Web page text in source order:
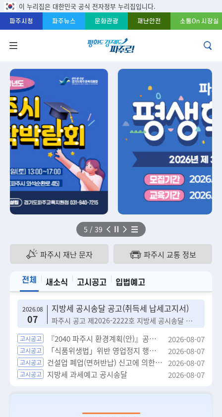
콘텐츠 바로가기
주메뉴 바로가기
푸터 바로가기
이 누리집은 대한민국 공식 전자정부 누리집입니다.
파주시청 파주뉴스 문화관광 재난안전 소통On 시장실
파주시 재난 문자 파주시 교통 정보
5 / 39
전체 새소식 고시공고 입법예고
2026.08
07
지방세 공시송달 공고(취득세 납세고지서)
파주시 공고 제2026-2222호 지방세 공시송달 ○ 송달 대상자의 성명 또는 법인명: 첨부서류 참조 ○ 서류의 송달지: 첨부서류 참조 ○ 서류의 명칭: 취득세 납세고지서 ○ 서류의 내용: 2026년 7월 지방세 세무조사 취득세 납세고지서 위의 서류를 2026년 7월 귀하(법인)에게 송달하려고 했으나 받을 사람이 없는 것으로 확인되어 반송됨으로써 기한 내 송달이 곤란하므로 납부기한을 2026년 8월 31일로 변경하여 「지방세기본법」 제33조에 따라 공고합니다. 2026년 8월 7일 송달 대상자 해당 여부에 대한 확인은 파주시청 납세지원과 세무조사팀 담당자(031-940-4281)에게 문의하시면 자세히 안내해 드리겠습니다. 첨부 1. 지방세 공시송달 공고문 1부. 2. 지방세 공시송달 공고문 첨부서류 1부.
고시공고 『2040 파주시 환경계획(안)』공청회 개최 공고 2026-08-07
고시공고 「식품위생법」위반 영업정지 행정처분 사전통지 공시송달 공고(시크릿) 2026-08-07
고시공고 건설업 폐업(면허반납) 신고에 의한 등록말소 공고 2026-08-07
고시공고 지방세 과세예고 공시송달 2026-08-07